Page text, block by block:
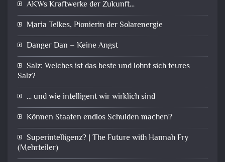
AKWs Kraftwerke der Zukunft…
Maria Telkes, Pionierin der Solarenergie
Danger Dan – Keine Angst
Salz: Welches ist das beste und lohnt sich teures
Salz?
… und wie intelligent wir wirklich sind
Können Staaten endlos Schulden machen?
Superintelligenz? | The Future with Hannah Fry
(Mehrteiler)